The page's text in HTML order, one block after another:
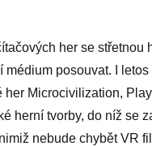
her se střetnou
posouvat. I
her Microcivilization,
herní tvorby, do níž se
nebude chybět VR